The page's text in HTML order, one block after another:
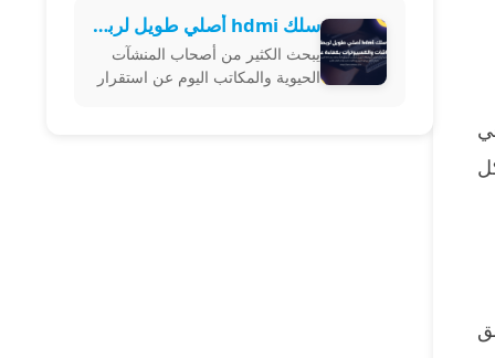
أجهزة الخوادم والموزعات من خلال
اقتناء كبينه شبكات متينة تضمن
ترتيب الكابلات
سلك hdmi أصلي طويل لربط الشاشات والكمبيوترات بكفاءة عالية
يبحث الكثير من أصحاب المنشآت
الحيوية والمكاتب اليوم عن استقرار